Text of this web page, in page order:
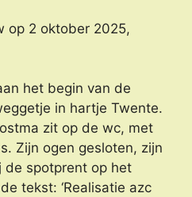
op 2 oktober 2025,
het begin van de
in hartje Twente.
zit op de wc, met
Zijn ogen gesloten, zijn
de spotprent op het
tekst: ‘Realisatie azc